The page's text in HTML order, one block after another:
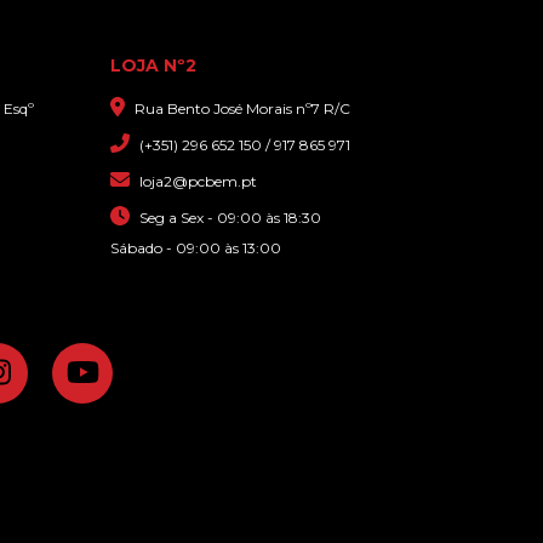
LOJA Nº2
Rua Bento José Morais nº7 R/C
(+351) 296 652 150 / 917 865 971
loja2@pcbem.pt
Seg a Sex - 09:00 às 18:30
Sábado - 09:00 às 13:00